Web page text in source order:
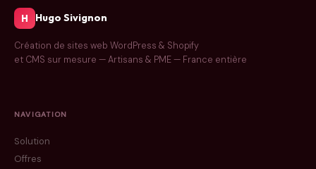
H Hugo Sivignon
Création de sites web WordPress & Shopify
et CMS sur mesure — Artisans & PME — France entière
NAVIGATION
Solution
Offres